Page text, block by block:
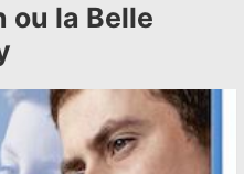
ou la Belle